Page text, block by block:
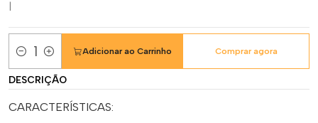
Quantidade
Adicionar ao Carrinho Comprar agora
DESCRIÇÃO
CARACTERÍSTICAS: